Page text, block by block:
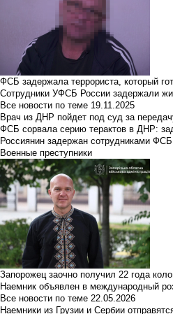
ФСБ задержала террориста, который
Сотрудники УФСБ России задержали
Все новости по теме 19.11.2025
Врач из ДНР пойдет под суд за
ФСБ сорвала серию терактов в ДНР:
Россиянин задержан сотрудниками
Военные преступники
Запорожец заочно получил 22 года
Наемник объявлен в международный
Все новости по теме 22.05.2026
Наемники из Грузии и Сербии